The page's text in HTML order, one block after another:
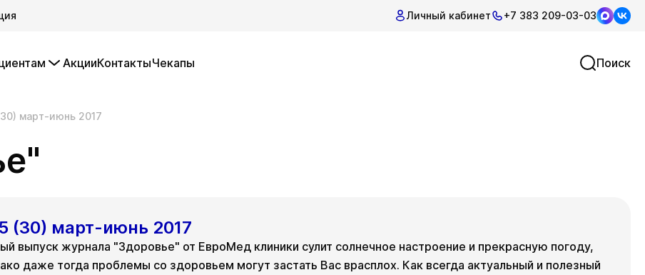
Личный кабинет +7 383 209-03-03
АкцииКонтактыЧекапы Поиск
март-июнь 2017
(30) март-июнь 2017
выпуск журнала "Здоровье" от ЕвроМед клиники сулит солнечное настроение и прекрасную погоду,
даже тогда проблемы со здоровьем могут застать Вас врасплох. Как всегда актуальный и полезный